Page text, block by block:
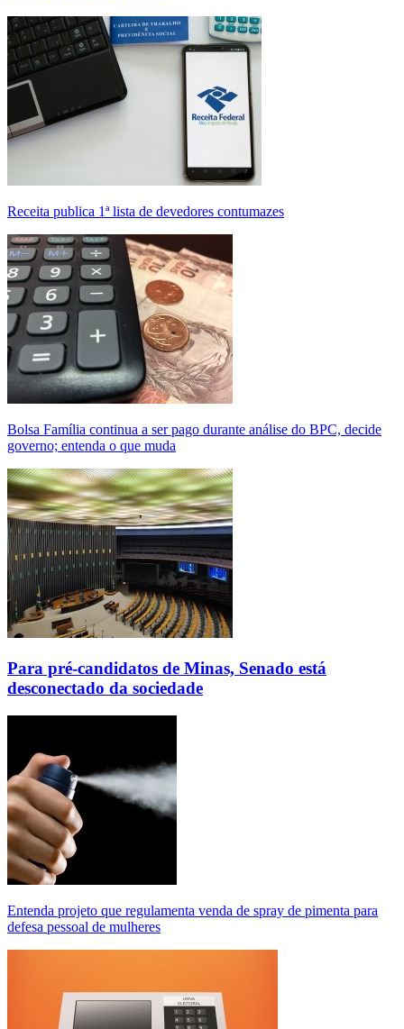
Receita publica 1ª lista de devedores contumazes
Bolsa Família continua a ser pago durante análise do BPC, decide
governo; entenda o que muda
Para pré-candidatos de Minas, Senado está
desconectado da sociedade
Entenda projeto que regulamenta venda de spray de pimenta para
defesa pessoal de mulheres